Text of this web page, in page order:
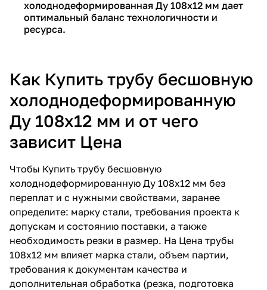
холоднодеформированная Ду 108х12 мм дает
оптимальный баланс технологичности и
ресурса.
Как Купить трубу бесшовную
холоднодеформированную
Ду 108х12 мм и от чего
зависит Цена
Чтобы Купить трубу бесшовную
холоднодеформированную Ду 108х12 мм без
переплат и с нужными свойствами, заранее
определите: марку стали, требования проекта к
допускам и состоянию поставки, а также
необходимость резки в размер. На Цена трубы
108х12 мм влияет марка стали, объем партии,
требования к документам качества и
дополнительная обработка (резка, подготовка